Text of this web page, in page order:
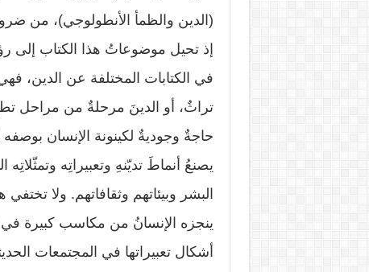
(الدين والظمأ الأنطولوجي)، من
إذ تحيل موضوعاتُ هذا الكتاب إلى
في الكتابات المختلفة عن الدين،
تراثٌ، أو الدينَ مرحلةٌ من مراحل
حاجةٌ وجوديةٌ لكينونة الإنسان بوصفه
يصنعُ أنماطَ تديّنهِ وتعبيراتِه
البشر وبيئاتهم وثقافاتهم. ولا
ينجزه الإنسانُ من مكاسب كبيرة في
أشكال تعبيراتها في المجتمعات